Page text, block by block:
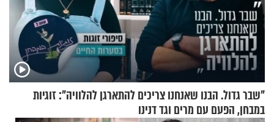
"שבר גדול. הבנו שאנחנו צריכים להתארגן להלוויה": זוגיות
במבחן, הפעם עם מרים וגד דנינו